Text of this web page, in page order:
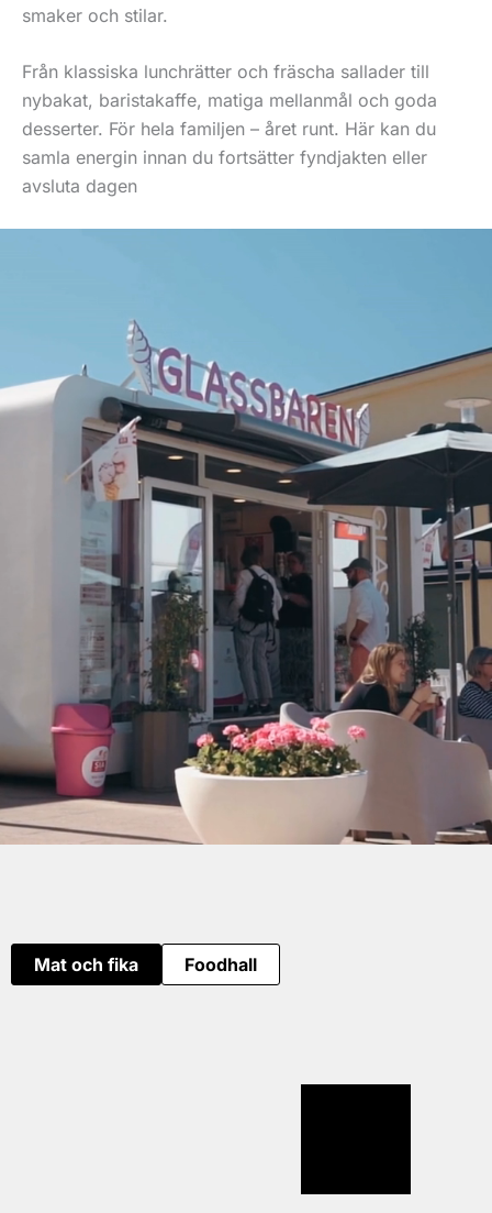
smaker och stilar.
Från klassiska lunchrätter och fräscha sallader till
nybakat, baristakaffe, matiga mellanmål och goda
desserter. För hela familjen – året runt. Här kan du
samla energin innan du fortsätter fyndjakten eller
avsluta dagen
Mat och fika Foodhall